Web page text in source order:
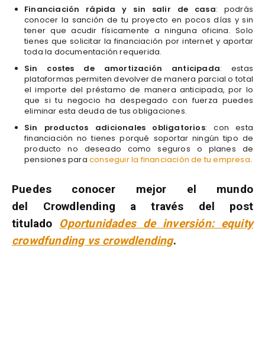
Financiación rápida y sin salir de casa: podrás
conocer la sanción de tu proyecto en pocos días y sin
tener que acudir físicamente a ninguna oficina. Solo
tienes que solicitar la financiación por internet y aportar
toda la documentación requerida.
Sin costes de amortización anticipada: estas
plataformas permiten devolver de manera parcial o total
el importe del préstamo de manera anticipada, por lo
que si tu negocio ha despegado con fuerza puedes
eliminar esta deuda de tus obligaciones.
Sin productos adicionales obligatorios: con esta
financiación no tienes porqué soportar ningún tipo de
producto no deseado como seguros o planes de
pensiones para conseguir la financiación de tu empresa.
Puedes conocer mejor el mundo
del Crowdlending a través del post
titulado Oportunidades de inversión: equity
crowdfunding vs crowdlending.